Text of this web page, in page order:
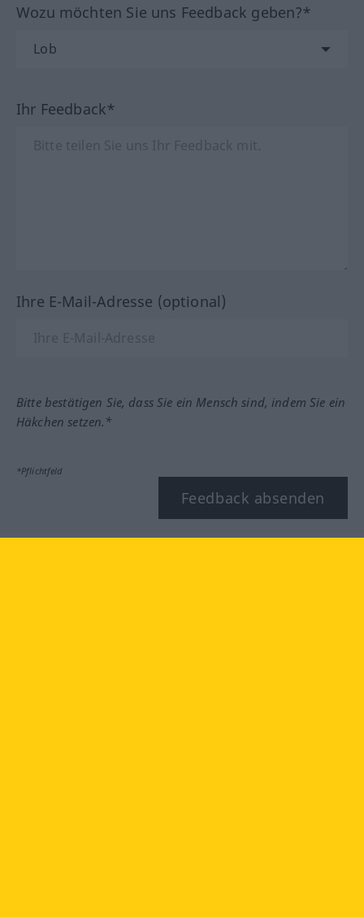
Wozu möchten Sie uns Feedback geben?*
Ihr Feedback*
Ihre E-Mail-Adresse (optional)
Bitte bestätigen Sie, dass Sie ein Mensch sind, indem Sie ein
Häkchen setzen.*
*Pflichtfeld
Feedback absenden